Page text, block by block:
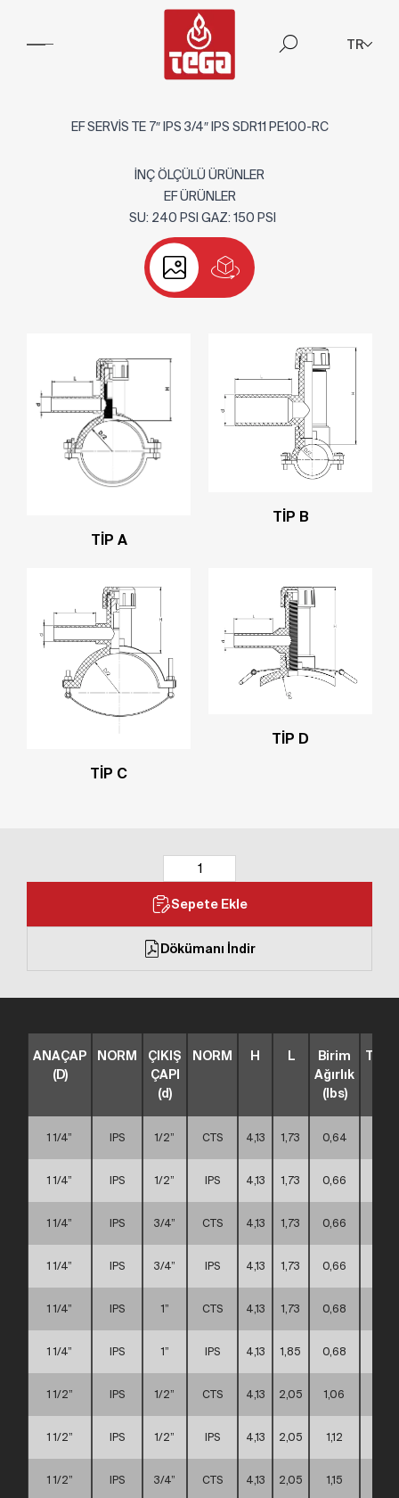
TR
EF SERVİS TE 7″ IPS 3/4″ IPS SDR11 PE100-RC
İNÇ ÖLÇÜLÜ ÜRÜNLER
EF ÜRÜNLER
SU: 240 PSI GAZ: 150 PSI
TİP A
TİP B
TİP C
TİP D
Sepete Ekle
Dökümanı İndir
ANAÇAP
(D)
NORM
ÇIKIŞ
ÇAPI
(d)
NORM H L
Birim
Ağırlık
(lbs)
TİP
1 1/4” IPS 1/2” CTS 4,13 1,73 0,64
1 1/4” IPS 1/2” IPS 4,13 1,73 0,66
1 1/4” IPS 3/4” CTS 4,13 1,73 0,66
1 1/4” IPS 3/4” IPS 4,13 1,73 0,66
1 1/4” IPS 1” CTS 4,13 1,73 0,68
1 1/4” IPS 1” IPS 4,13 1,85 0,68
1 1/2” IPS 1/2” CTS 4,13 2,05 1,06
1 1/2” IPS 1/2” IPS 4,13 2,05 1,12
1 1/2” IPS 3/4” CTS 4,13 2,05 1,15